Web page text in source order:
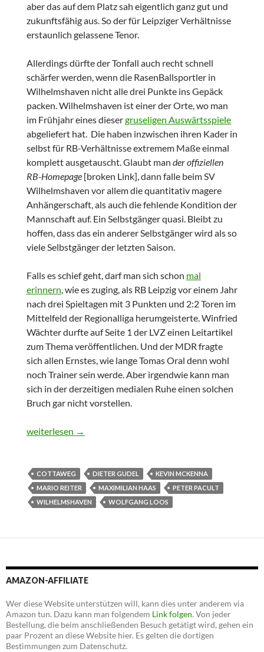
aber das auf dem Platz sah eigentlich ganz gut und
zukunftsfähig aus. So der für Leipziger Verhältnisse
erstaunlich gelassene Tenor.
Allerdings dürfte der Tonfall auch recht schnell
schärfer werden, wenn die RasenBallsportler in
Wilhelmshaven nicht alle drei Punkte ins Gepäck
packen. Wilhelmshaven ist einer der Orte, wo man
im Frühjahr eines diesergruseligen Auswärtsspiele
abgeliefert hat. Die haben inzwischen ihren Kader in
selbst für RB-Verhältnisse extremem Maße einmal
komplett ausgetauscht. Glaubt man der offiziellen
RB-Homepage[broken Link], dann falle beim SV
Wilhelmshaven vor allem die quantitativ magere
Anhängerschaft, als auch die fehlende Kondition der
Mannschaft auf. Ein Selbstgänger quasi. Bleibt zu
hoffen, dass das ein anderer Selbstgänger wird als so
viele Selbstgänger der letzten Saison.
Falls es schief geht, darf man sich schon mal
erinnern, wie es zuging, als RB Leipzig vor einem Jahr
nach drei Spieltagen mit 3 Punkten und 2:2 Toren im
Mittelfeld der Regionalliga herumgeisterte. Winfried
Wächter durfte auf Seite 1 der LVZ einen Leitartikel
zum Thema veröffentlichen. Und der MDR fragte
sich allen Ernstes, wie lange Tomas Oral denn wohl
noch Trainer sein werde. Aber irgendwie kann man
sich in der derzeitigen medialen Ruhe einen solchen
Bruch gar nicht vorstellen.
Wochen(end)splitter X
weiterlesen →
COTTAWEG DIETER GUDEL
KEVIN MCKENNA
MARIO REITER
MAXIMILIAN HAAS
PETER PACULT
WILHELMSHAVEN
WOLFGANG LOOS
AMAZON-AFFILIATE
Wer diese Website unterstützen will, kann dies unter anderem via
Amazon tun. Dazu kann man folgendem Link folgen. Von jeder
Bestellung, die beim anschließenden Besuch getätigt wird, gehen ein
paar Prozent an diese Website hier. Es gelten die dortigen
Bestimmungen zum Datenschutz.